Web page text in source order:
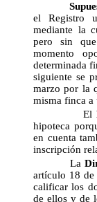
el Registro
mediante la
pero sin
momento
determinada
siguiente se
marzo por la
misma finca a
El
hipoteca
en cuenta
inscripción
La
artículo 18 de
calificar los
de ellos y de